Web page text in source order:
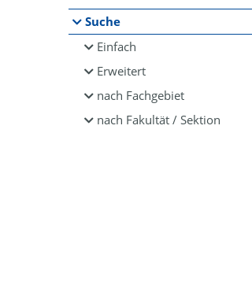
Suche
Einfach
Erweitert
nach Fachgebiet
nach Fakultät / Sektion